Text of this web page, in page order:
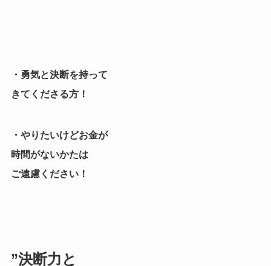
・勇気と決断を持って
きてくださる方！
・やりたいけどお金が
時間がないかたは
ご遠慮ください！
”決断力と